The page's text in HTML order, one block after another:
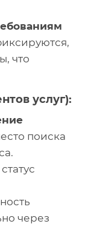
что
услуг):
поиска
через